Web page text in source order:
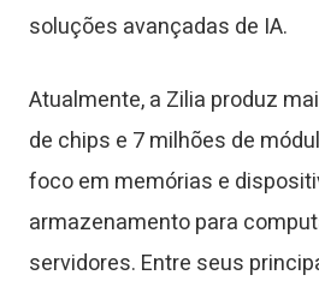
soluções avançadas de IA.
Atualmente, a Zilia produz
de chips e 7 milhões de
foco em memórias e
armazenamento para
servidores. Entre seus